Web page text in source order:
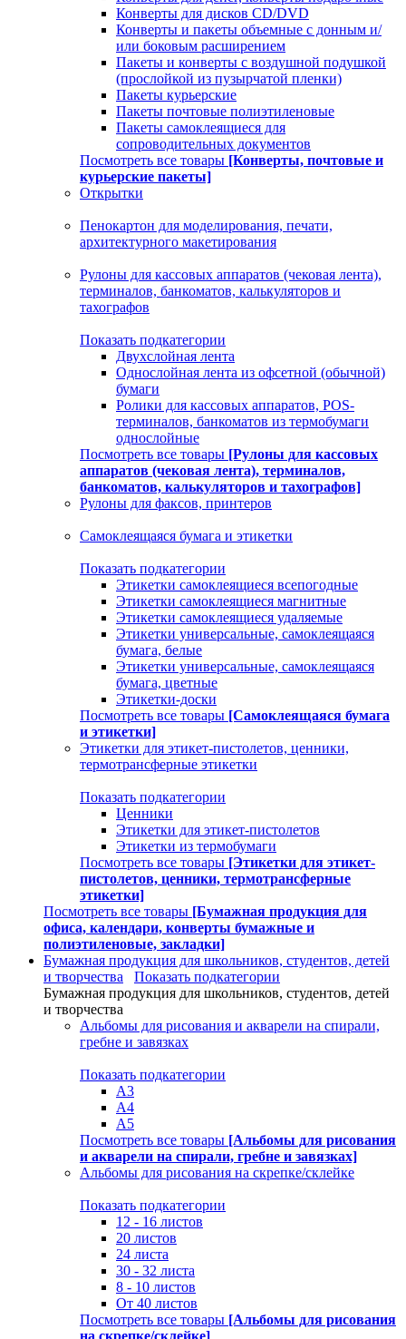
Конверты для дисков CD/DVD
Конверты и пакеты объемные с донным и/
или боковым расширением
Пакеты и конверты с воздушной подушкой
(прослойкой из пузырчатой пленки)
Пакеты курьерские
Пакеты почтовые полиэтиленовые
Пакеты самоклеящиеся для
сопроводительных документов
Посмотреть все товары [Конверты, почтовые и
курьерские пакеты]
Открытки
Пенокартон для моделирования, печати,
архитектурного макетирования
Рулоны для кассовых аппаратов (чековая лента),
терминалов, банкоматов, калькуляторов и
тахографов
Показать подкатегории
Двухслойная лента
Однослойная лента из офсетной (обычной)
бумаги
Ролики для кассовых аппаратов, POS-
терминалов, банкоматов из термобумаги
однослойные
Посмотреть все товары [Рулоны для кассовых
аппаратов (чековая лента), терминалов,
банкоматов, калькуляторов и тахографов]
Рулоны для факсов, принтеров
Самоклеящаяся бумага и этикетки
Показать подкатегории
Этикетки самоклеящиеся всепогодные
Этикетки самоклеящиеся магнитные
Этикетки самоклеящиеся удаляемые
Этикетки универсальные, самоклеящаяся
бумага, белые
Этикетки универсальные, самоклеящаяся
бумага, цветные
Этикетки-доски
Посмотреть все товары [Самоклеящаяся бумага
и этикетки]
Этикетки для этикет-пистолетов, ценники,
термотрансферные этикетки
Показать подкатегории
Ценники
Этикетки для этикет-пистолетов
Этикетки из термобумаги
Посмотреть все товары [Этикетки для этикет-
пистолетов, ценники, термотрансферные
этикетки]
Посмотреть все товары [Бумажная продукция для
офиса, календари, конверты бумажные и
полиэтиленовые, закладки]
Бумажная продукция для школьников, студентов, детей
и творчества
Показать подкатегории
Бумажная продукция для школьников, студентов, детей
и творчества
Альбомы для рисования и акварели на спирали,
гребне и завязках
Показать подкатегории
А3
А4
А5
Посмотреть все товары [Альбомы для рисования
и акварели на спирали, гребне и завязках]
Альбомы для рисования на скрепке/склейке
Показать подкатегории
12 - 16 листов
20 листов
24 листа
30 - 32 листа
8 - 10 листов
От 40 листов
Посмотреть все товары [Альбомы для рисования